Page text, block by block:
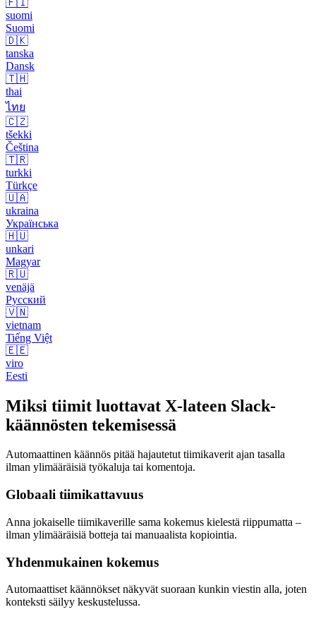
suomi
Suomi
🇩🇰
tanska
Dansk
🇹🇭
thai
ไทย
🇨🇿
tšekki
Čeština
🇹🇷
turkki
Türkçe
🇺🇦
ukraina
Українська
🇭🇺
unkari
Magyar
🇷🇺
venäjä
Русский
🇻🇳
vietnam
Tiếng Việt
🇪🇪
viro
Eesti
Miksi tiimit luottavat X-lateen Slack-
käännösten tekemisessä
Automaattinen käännös pitää hajautetut tiimikaverit ajan tasalla
ilman ylimääräisiä työkaluja tai komentoja.
Globaali tiimikattavuus
Anna jokaiselle tiimikaverille sama kokemus kielestä riippumatta –
ilman ylimääräisiä botteja tai manuaalista kopiointia.
Yhdenmukainen kokemus
Automaattiset käännökset näkyvät suoraan kunkin viestin alla, joten
konteksti säilyy keskustelussa.